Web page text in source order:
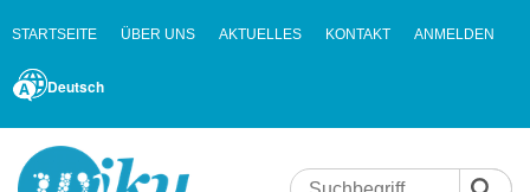
STARTSEITE ÜBER UNS AKTUELLES KONTAKT ANMELDEN
Deutsch